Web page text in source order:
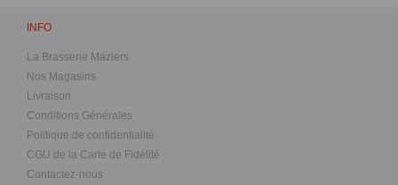
INFO
La Brasserie Maziers
Nos Magasins
Livraison
Conditions Générales
Politique de confidentialité
CGU de la Carte de Fidélité
Contactez-nous